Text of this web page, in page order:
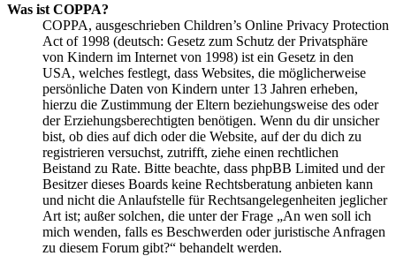
Was ist COPPA?
COPPA, ausgeschrieben Children’s Online Privacy Protection
Act of 1998 (deutsch: Gesetz zum Schutz der Privatsphäre
von Kindern im Internet von 1998) ist ein Gesetz in den
USA, welches festlegt, dass Websites, die möglicherweise
persönliche Daten von Kindern unter 13 Jahren erheben,
hierzu die Zustimmung der Eltern beziehungsweise des oder
der Erziehungsberechtigten benötigen. Wenn du dir unsicher
bist, ob dies auf dich oder die Website, auf der du dich zu
registrieren versuchst, zutrifft, ziehe einen rechtlichen
Beistand zu Rate. Bitte beachte, dass phpBB Limited und der
Besitzer dieses Boards keine Rechtsberatung anbieten kann
und nicht die Anlaufstelle für Rechtsangelegenheiten jeglicher
Art ist; außer solchen, die unter der Frage „An wen soll ich
mich wenden, falls es Beschwerden oder juristische Anfragen
zu diesem Forum gibt?“ behandelt werden.